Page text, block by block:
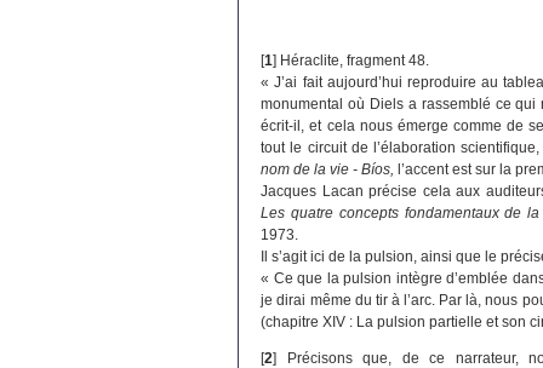
[1] Héraclite, fragment 48.
« J’ai fait aujourd’hui reproduire au
monumental où Diels a rassemblé ce
écrit-il, et cela nous émerge comme de
tout le circuit de l’élaboration
nom de la vie - Bíos,l’accent est sur la
Jacques Lacan précise cela aux
Les quatre concepts fondamentaux de
1973.
Il s’agit ici de la pulsion, ainsi que le
« Ce que la pulsion intègre d’emblée
je dirai même du tir à l’arc. Par là, nous
(chapitre XIV : La pulsion partielle et son
[2] Précisons que, de ce narrateur,